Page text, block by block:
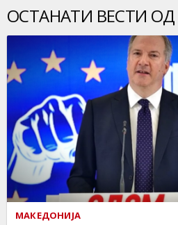
ОСТАНАТИ ВЕСТИ ОД
МАКЕДОНИЈА